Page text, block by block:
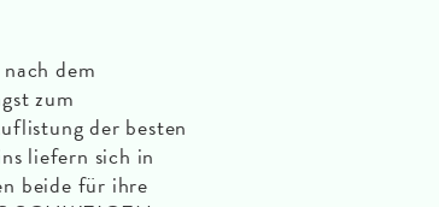
dem
zum
der besten
liefern sich in
beide für ihre